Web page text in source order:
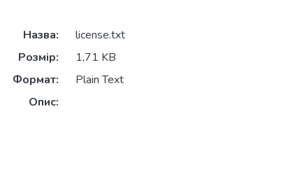
Назва:
license.txt
Розмір:
1,71 KB
Формат:
Plain Text
Опис: